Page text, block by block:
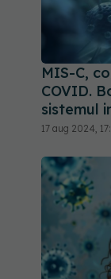
MIS-C,
COVID.
sistemul
17 aug 2024,